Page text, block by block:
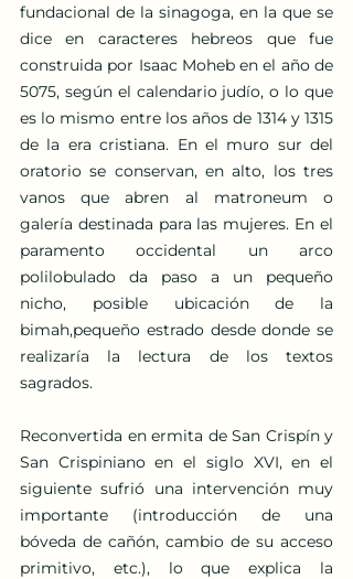
fundacional de la sinagoga, en la que se
dice en caracteres hebreos que fue
construida por Isaac Moheb en el año de
5075, según el calendario judío, o lo que
es lo mismo entre los años de 1314 y 1315
de la era cristiana. En el muro sur del
oratorio se conservan, en alto, los tres
vanos que abren al matroneum o
galería destinada para las mujeres. En el
paramento occidental un arco
polilobulado da paso a un pequeño
nicho, posible ubicación de la
bimah,pequeño estrado desde donde se
realizaría la lectura de los textos
sagrados.
Reconvertida en ermita de San Crispín y
San Crispiniano en el siglo XVI, en el
siguiente sufrió una intervención muy
importante (introducción de una
bóveda de cañón, cambio de su acceso
primitivo, etc.), lo que explica la